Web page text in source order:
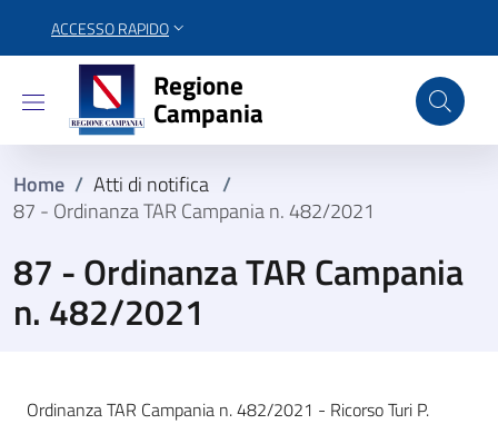
ACCESSO RAPIDO
Regione Campania
Regione
Campania
Home / Atti di notifica /
87 - Ordinanza TAR Campania n. 482/2021
87 - Ordinanza TAR Campania
n. 482/2021
Ordinanza TAR Campania n. 482/2021 - Ricorso Turi P.